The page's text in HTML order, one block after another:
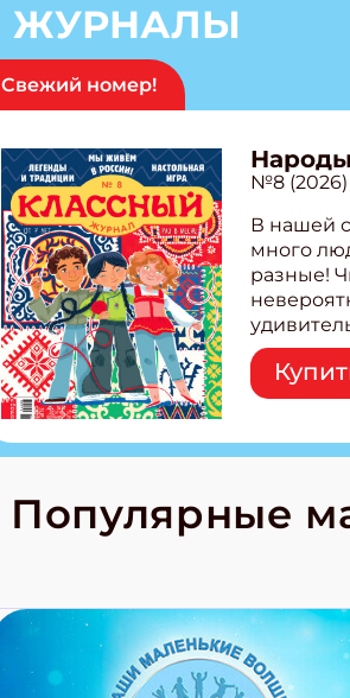
ЖУРНАЛЫ
Свежий номер!
№8 (2026)
В нашей
много
разные!
народов
Легенды
бурятов
Популярные